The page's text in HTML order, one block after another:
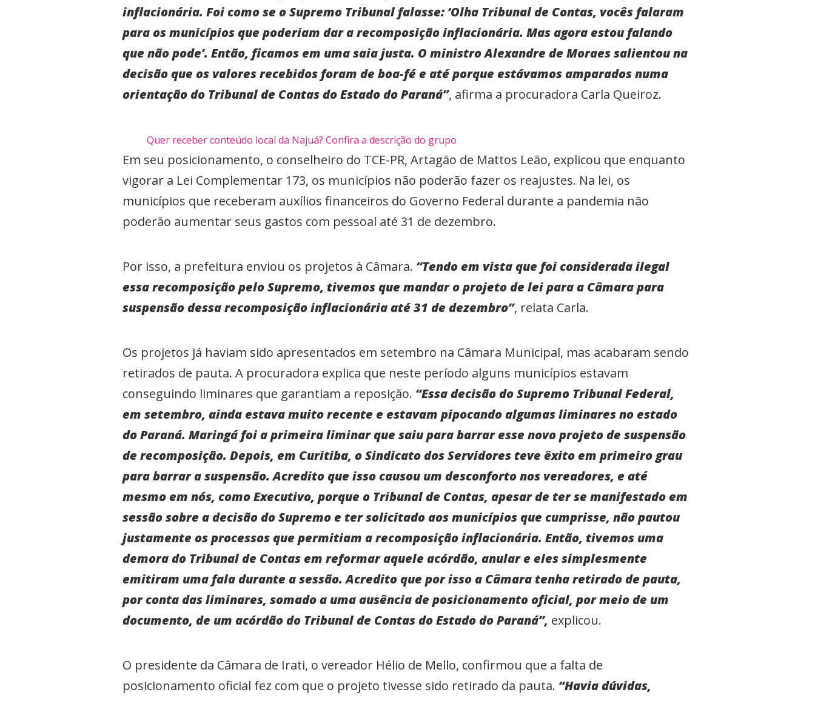
inflacionária. Foi como se o Supremo Tribunal falasse: ‘Olha Tribunal de Contas, vocês falaram
para os municípios que poderiam dar a recomposição inflacionária. Mas agora estou falando
que não pode’. Então, ficamos em uma saia justa. O ministro Alexandre de Moraes salientou na
decisão que os valores recebidos foram de boa-fé e até porque estávamos amparados numa
orientação do Tribunal de Contas do Estado do Paraná”, afirma a procuradora Carla Queiroz.
Quer receber conteúdo local da Najuá? Confira a descrição do grupo
Em seu posicionamento, o conselheiro do TCE-PR, Artagão de Mattos Leão, explicou que enquanto
vigorar a Lei Complementar 173, os municípios não poderão fazer os reajustes. Na lei, os
municípios que receberam auxílios financeiros do Governo Federal durante a pandemia não
poderão aumentar seus gastos com pessoal até 31 de dezembro.
Por isso, a prefeitura enviou os projetos à Câmara. “Tendo em vista que foi considerada ilegal
essa recomposição pelo Supremo, tivemos que mandar o projeto de lei para a Câmara para
suspensão dessa recomposição inflacionária até 31 de dezembro”, relata Carla.
Os projetos já haviam sido apresentados em setembro na Câmara Municipal, mas acabaram sendo
retirados de pauta. A procuradora explica que neste período alguns municípios estavam
conseguindo liminares que garantiam a reposição. “Essa decisão do Supremo Tribunal Federal,
em setembro, ainda estava muito recente e estavam pipocando algumas liminares no estado
do Paraná. Maringá foi a primeira liminar que saiu para barrar esse novo projeto de suspensão
de recomposição. Depois, em Curitiba, o Sindicato dos Servidores teve êxito em primeiro grau
para barrar a suspensão. Acredito que isso causou um desconforto nos vereadores, e até
mesmo em nós, como Executivo, porque o Tribunal de Contas, apesar de ter se manifestado em
sessão sobre a decisão do Supremo e ter solicitado aos municípios que cumprisse, não pautou
justamente os processos que permitiam a recomposição inflacionária. Então, tivemos uma
demora do Tribunal de Contas em reformar aquele acórdão, anular e eles simplesmente
emitiram uma fala durante a sessão. Acredito que por isso a Câmara tenha retirado de pauta,
por conta das liminares, somado a uma ausência de posicionamento oficial, por meio de um
documento, de um acórdão do Tribunal de Contas do Estado do Paraná”, explicou.
O presidente da Câmara de Irati, o vereador Hélio de Mello, confirmou que a falta de
posicionamento oficial fez com que o projeto tivesse sido retirado da pauta. “Havia dúvidas,